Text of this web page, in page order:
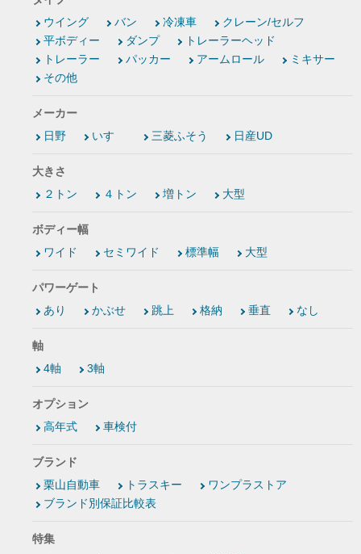
ウイング
バン 冷凍車
クレーン/セルフ
平ボディー
ダンプ
トレーラーヘッド
トレーラー
パッカー アームロール
ミキサー
その他
メーカー
日野
いすゞ 三菱ふそう 日産UD
大きさ
２トン
４トン 増トン 大型
ボディー幅
ワイド
セミワイド 標準幅 大型
パワーゲート
あり
かぶせ 跳上 格納 垂直 なし
軸
4軸
3軸
オプション
高年式
車検付
ブランド
栗山自動車
トラスキー
ワンプラストア
ブランド別保証比較表
特集